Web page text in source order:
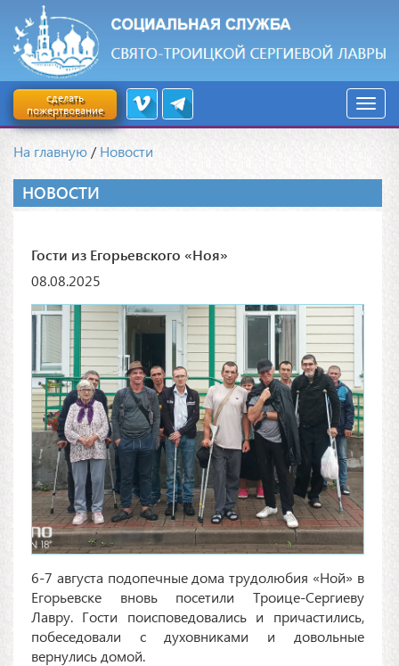
сделать
пожертвование
На главную /Новости
НОВОСТИ
Гости из Егорьевского «Ноя»
08.08.2025
6-7 августа подопечные дома трудолюбия «Ной» в
Егорьевске вновь посетили Троице-Сергиеву
Лавру. Гости поисповедовались и причастились,
побеседовали с духовниками и довольные
вернулись домой.